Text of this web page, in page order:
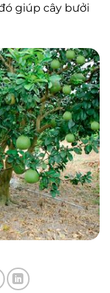
giúp cây bưởi